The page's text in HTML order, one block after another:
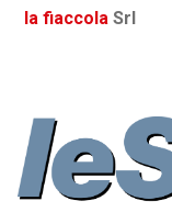
la fiaccola Srl